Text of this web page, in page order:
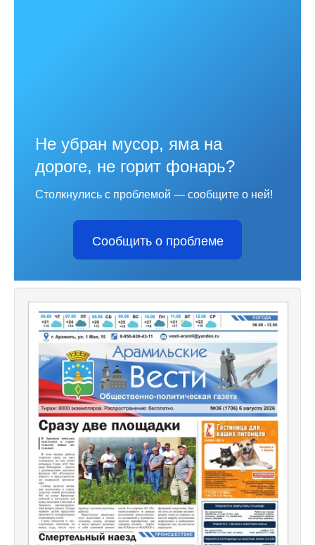
Не убран мусор, яма на
дороге, не горит фонарь?
Столкнулись с проблемой — сообщите о ней!
Сообщить о проблеме